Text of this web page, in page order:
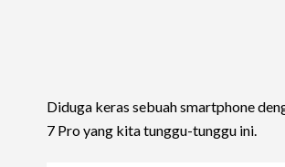
Diduga keras sebuah smartphone
7 Pro yang kita tunggu-tunggu ini.